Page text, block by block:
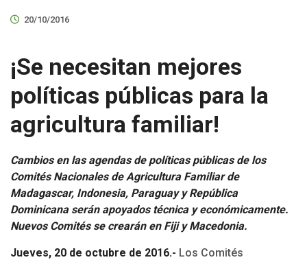
20/10/2016
¡Se necesitan mejores
políticas públicas para la
agricultura familiar!
Cambios en las agendas de políticas públicas de los
Comités Nacionales de Agricultura Familiar de
Madagascar, Indonesia, Paraguay y República
Dominicana serán apoyados técnica y económicamente.
Nuevos Comités se crearán en Fiji y Macedonia.
Jueves, 20 de octubre de 2016.- Los Comités